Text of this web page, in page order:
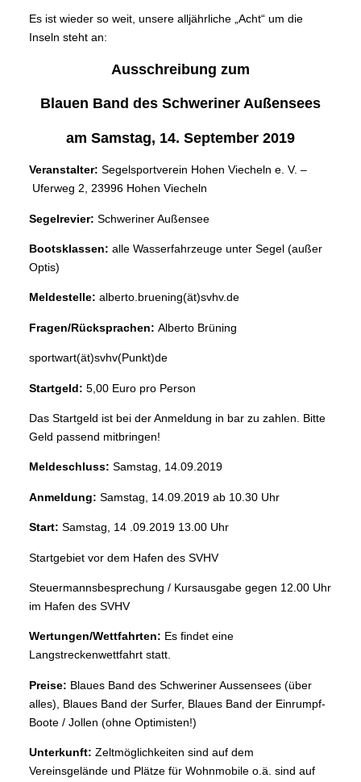
Es ist wieder so weit, unsere alljährliche „Acht“ um die
Inseln steht an:
Ausschreibung zum
Blauen Band des Schweriner Außensees
am Samstag, 14. September 2019
Veranstalter: Segelsportverein Hohen Viecheln e. V. –
Uferweg 2, 23996 Hohen Viecheln
Segelrevier: Schweriner Außensee
Bootsklassen: alle Wasserfahrzeuge unter Segel (außer
Optis)
Meldestelle: alberto.bruening(ät)svhv.de
Fragen/Rücksprachen: Alberto Brüning
sportwart(ät)svhv(Punkt)de
Startgeld: 5,00 Euro pro Person
Das Startgeld ist bei der Anmeldung in bar zu zahlen. Bitte
Geld passend mitbringen!
Meldeschluss: Samstag, 14.09.2019
Anmeldung: Samstag, 14.09.2019 ab 10.30 Uhr
Start: Samstag, 14 .09.2019 13.00 Uhr
Startgebiet vor dem Hafen des SVHV
Steuermannsbesprechung / Kursausgabe gegen 12.00 Uhr
im Hafen des SVHV
Wertungen/Wettfahrten: Es findet eine
Langstreckenwettfahrt statt.
Preise: Blaues Band des Schweriner Aussensees (über
alles), Blaues Band der Surfer, Blaues Band der Einrumpf-
Boote / Jollen (ohne Optimisten!)
Unterkunft: Zeltmöglichkeiten sind auf dem
Vereinsgelände und Plätze für Wohnmobile o.ä. sind auf